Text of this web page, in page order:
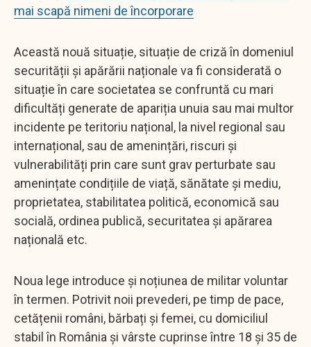
mai scapă nimeni de încorporare
Această nouă situație, situație de criză în domeniul
securității și apărării naționale va fi considerată o
situație în care societatea se confruntă cu mari
dificultăți generate de apariția unuia sau mai multor
incidente pe teritoriu național, la nivel regional sau
internațional, sau de amenințări, riscuri și
vulnerabilități prin care sunt grav perturbate sau
amenințate condițiile de viață, sănătate și mediu,
proprietatea, stabilitatea politică, economică sau
socială, ordinea publică, securitatea și apărarea
națională etc.
Noua lege introduce și noțiunea de militar voluntar
în termen. Potrivit noii prevederi, pe timp de pace,
cetățenii români, bărbați și femei, cu domiciliul
stabil în România și vârste cuprinse între 18 și 35 de